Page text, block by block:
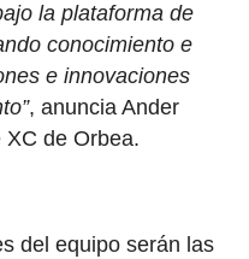
la plataforma de
conocimiento e
e innovaciones
, anuncia Ander
de Orbea.
del equipo serán las